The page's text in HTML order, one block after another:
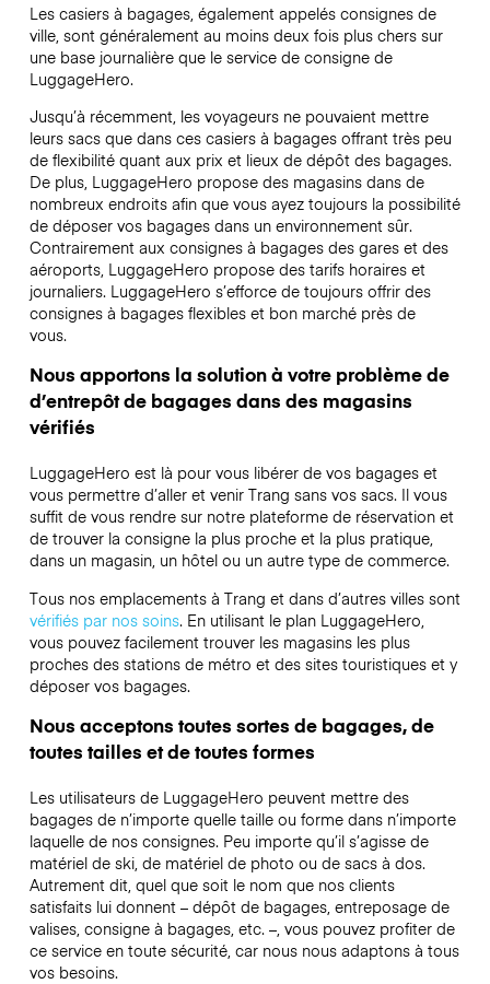
Les casiers à bagages, également appelés consignes de
ville, sont généralement au moins deux fois plus chers sur
une base journalière que le service de consigne de
LuggageHero.
Jusqu’à récemment, les voyageurs ne pouvaient mettre
leurs sacs que dans ces casiers à bagages offrant très peu
de flexibilité quant aux prix et lieux de dépôt des bagages.
De plus, LuggageHero propose des magasins dans de
nombreux endroits afin que vous ayez toujours la possibilité
de déposer vos bagages dans un environnement sûr.
Contrairement aux consignes à bagages des gares et des
aéroports, LuggageHero propose des tarifs horaires et
journaliers. LuggageHero s’efforce de toujours offrir des
consignes à bagages flexibles et bon marché près de
vous.
Nous apportons la solution à votre problème de
d’entrepôt de bagages dans des magasins
vérifiés
LuggageHero est là pour vous libérer de vos bagages et
vous permettre d’aller et venir Trang sans vos sacs. Il vous
suffit de vous rendre sur notre plateforme de réservation et
de trouver la consigne la plus proche et la plus pratique,
dans un magasin, un hôtel ou un autre type de commerce.
Tous nos emplacements à Trang et dans d’autres villes sont
vérifiés par nos soins. En utilisant le plan LuggageHero,
vous pouvez facilement trouver les magasins les plus
proches des stations de métro et des sites touristiques et y
déposer vos bagages.
Nous acceptons toutes sortes de bagages, de
toutes tailles et de toutes formes
Les utilisateurs de LuggageHero peuvent mettre des
bagages de n’importe quelle taille ou forme dans n’importe
laquelle de nos consignes. Peu importe qu’il s’agisse de
matériel de ski, de matériel de photo ou de sacs à dos.
Autrement dit, quel que soit le nom que nos clients
satisfaits lui donnent – dépôt de bagages, entreposage de
valises, consigne à bagages, etc. –, vous pouvez profiter de
ce service en toute sécurité, car nous nous adaptons à tous
vos besoins.